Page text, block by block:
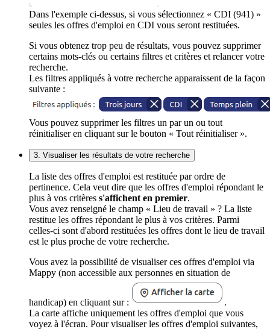
Dans l'exemple ci-dessus, si vous sélectionnez « CDI (941) »
seules les offres d'emploi en CDI vous seront restituées.
Si vous obtenez trop peu de résultats, vous pouvez supprimer
certains mots-clés ou certains filtres et critères et relancer votre
recherche.
Les filtres appliqués à votre recherche apparaissent de la façon
suivante :
Vous pouvez supprimer les filtres un par un ou tout
réinitialiser en cliquant sur le bouton « Tout réinitialiser ».
3. Visualiser les résultats de votre recherche
La liste des offres d'emploi est restituée par ordre de
pertinence. Cela veut dire que les offres d'emploi répondant le
plus à vos critères s'affichent en premier.
Vous avez renseigné le champ « Lieu de travail » ? La liste
restitue les offres répondant le plus à vos critères. Parmi
celles-ci sont d'abord restituées les offres dont le lieu de travail
est le plus proche de votre recherche.
Vous avez la possibilité de visualiser ces offres d'emploi via
Mappy (non accessible aux personnes en situation de
handicap) en cliquant sur :
.
La carte affiche uniquement les offres d'emploi que vous
voyez à l'écran. Pour visualiser les offres d'emploi suivantes,